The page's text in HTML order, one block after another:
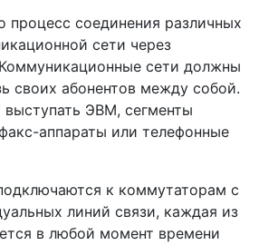
процесс соединения различных
сети через
сети должны
своих абонентов между собой.
ЭВМ, сегменты
аппараты или телефонные
к коммутаторам с
линий связи, каждая из
в любой момент времени